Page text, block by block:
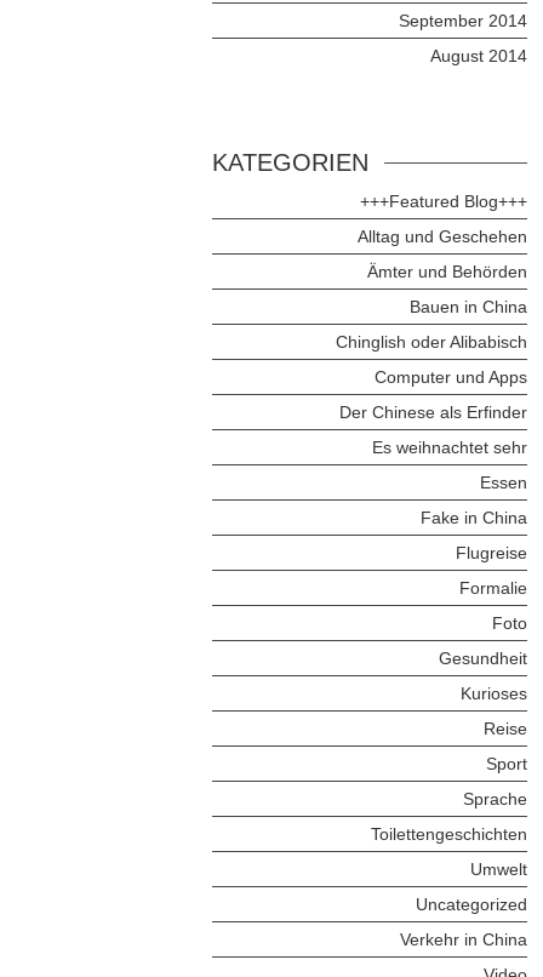
September 2014
August 2014
KATEGORIEN
+++Featured Blog+++
Alltag und Geschehen
Ämter und Behörden
Bauen in China
Chinglish oder Alibabisch
Computer und Apps
Der Chinese als Erfinder
Es weihnachtet sehr
Essen
Fake in China
Flugreise
Formalie
Foto
Gesundheit
Kurioses
Reise
Sport
Sprache
Toilettengeschichten
Umwelt
Uncategorized
Verkehr in China